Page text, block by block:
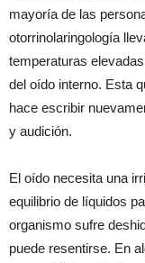
mayoría de las
otorrinolaringología
temperaturas
del oído interno. Esta
hace escribir
y audición.
El oído necesita una
equilibrio de líquidos
organismo sufre
puede resentirse. En